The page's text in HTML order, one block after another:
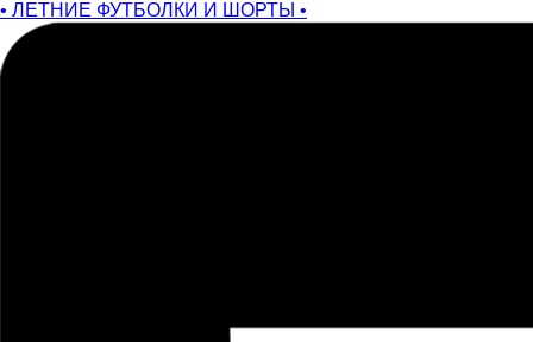
• ЛЕТНИЕ ФУТБОЛКИ И ШОРТЫ •